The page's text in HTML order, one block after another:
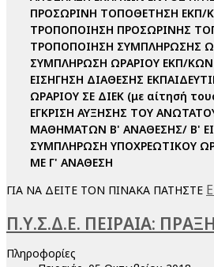
ΠΡΟΣΩΡΙΝΗ ΤΟΠΟΘΕΤΗΣΗ ΕΚΠ/
ΤΡΟΠΟΠΟΙΗΣΗ ΠΡΟΣΩΡΙΝΗΣ
ΤΡΟΠΟΠΟΙΗΣΗ ΣΥΜΠΛΗΡΩΣΗΣ
ΣΥΜΠΛΗΡΩΣΗ ΩΡΑΡΙΟΥ ΕΚΠ/ΚΩΝ
ΕΙΣΗΓΗΣΗ ΔΙΑΘΕΣΗΣ
ΩΡΑΡΙΟΥ ΣΕ ΔΙΕΚ (με αίτησή
ΕΓΚΡΙΣΗ ΑΥΞΗΣΗΣ ΤΟΥ
ΜΑΘΗΜΑΤΩΝ Β' ΑΝΑΘΕΣΗΣ/ Β'
ΣΥΜΠΛΗΡΩΣΗ ΥΠΟΧΡΕΩΤΙΚΟΥ
ΜΕ Γ' ΑΝΑΘΕΣΗ
ΓΙΑ ΝΑ ΔΕΙΤΕ ΤΟΝ ΠΙΝΑΚΑ ΠΑΤΗΣΤΕ
Π.Υ.Σ.Δ.Ε. ΠΕΙΡΑΙΑ:
Πληροφορίες